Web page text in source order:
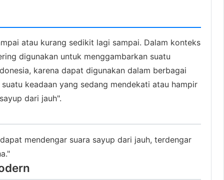
atau kurang sedikit lagi sampai. Dalam konteks
digunakan untuk menggambarkan suatu
karena dapat digunakan dalam berbagai
keadaan yang sedang mendekati atau hampir
dari jauh".
mendengar suara sayup dari jauh, terdengar